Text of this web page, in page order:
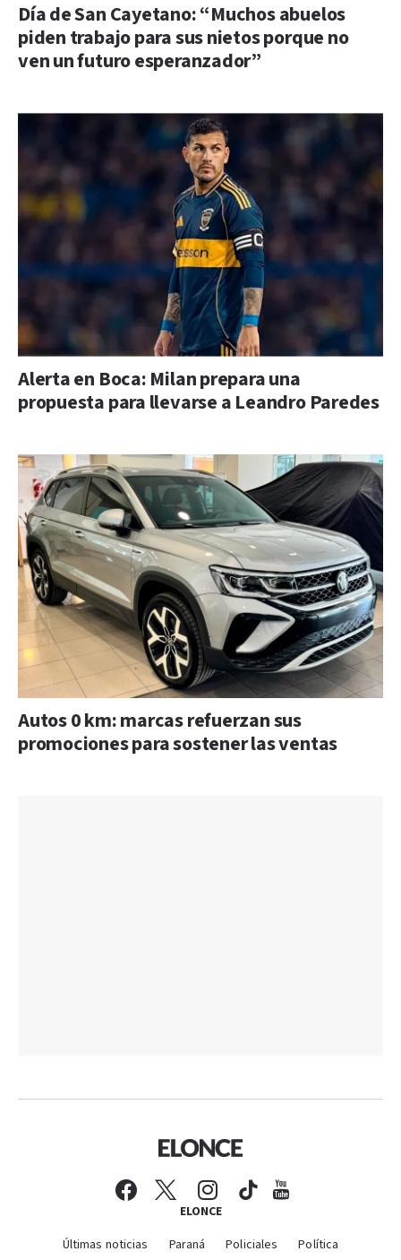
Día de San Cayetano: “Muchos abuelos
piden trabajo para sus nietos porque no
ven un futuro esperanzador”
Alerta en Boca: Milan prepara una
propuesta para llevarse a Leandro Paredes
Autos 0 km: marcas refuerzan sus
promociones para sostener las ventas
ELONCE
Últimas noticias Paraná Policiales Política